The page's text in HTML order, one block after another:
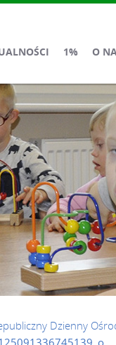
1% O
Dzienny